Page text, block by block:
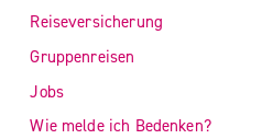
Reiseversicherung
Gruppenreisen
Jobs
Wie melde ich Bedenken?